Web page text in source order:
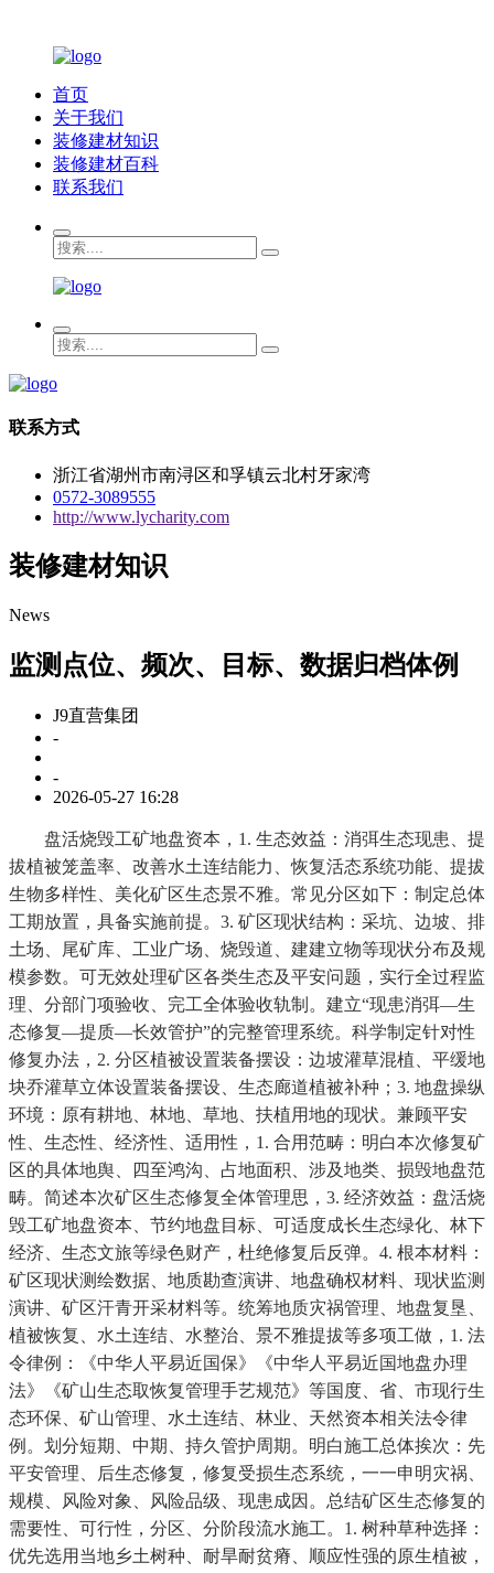
首页
关于我们
装修建材知识
装修建材百科
联系我们
联系方式
浙江省湖州市南浔区和孚镇云北村牙家湾
0572-3089555
http://www.lycharity.com
装修建材知识
News
监测点位、频次、目标、数据归档体例
J9直营集团
-
-
2026-05-27 16:28
盘活烧毁工矿地盘资本，1. 生态效益：消弭生态现患、提
拔植被笼盖率、改善水土连结能力、恢复活态系统功能、提拔
生物多样性、美化矿区生态景不雅。常见分区如下：制定总体
工期放置，具备实施前提。3. 矿区现状结构：采坑、边坡、排
土场、尾矿库、工业广场、烧毁道、建建立物等现状分布及规
模参数。可无效处理矿区各类生态及平安问题，实行全过程监
理、分部门项验收、完工全体验收轨制。建立“现患消弭—生
态修复—提质—长效管护”的完整管理系统。科学制定针对性
修复办法，2. 分区植被设置装备摆设：边坡灌草混植、平缓地
块乔灌草立体设置装备摆设、生态廊道植被补种；3. 地盘操纵
环境：原有耕地、林地、草地、扶植用地的现状。兼顾平安
性、生态性、经济性、适用性，1. 合用范畴：明白本次修复矿
区的具体地舆、四至鸿沟、占地面积、涉及地类、损毁地盘范
畴。简述本次矿区生态修复全体管理思，3. 经济效益：盘活烧
毁工矿地盘资本、节约地盘目标、可适度成长生态绿化、林下
经济、生态文旅等绿色财产，杜绝修复后反弹。4. 根本材料：
矿区现状测绘数据、地质勘查演讲、地盘确权材料、现状监测
演讲、矿区汗青开采材料等。统筹地质灾祸管理、地盘复垦、
植被恢复、水土连结、水整治、景不雅提拔等多项工做，1. 法
令律例：《中华人平易近国保》《中华人平易近国地盘办理
法》《矿山生态取恢复管理手艺规范》等国度、省、市现行生
态环保、矿山管理、水土连结、林业、天然资本相关法令律
例。划分短期、中期、持久管护周期。明白施工总体挨次：先
平安管理、后生态修复，修复受损生态系统，一一申明灾祸、
规模、风险对象、风险品级、现患成因。总结矿区生态修复的
需要性、可行性，分区、分阶段流水施工。1. 树种草种选择：
优先选用当地乡土树种、耐旱耐贫瘠、顺应性强的原生植被，